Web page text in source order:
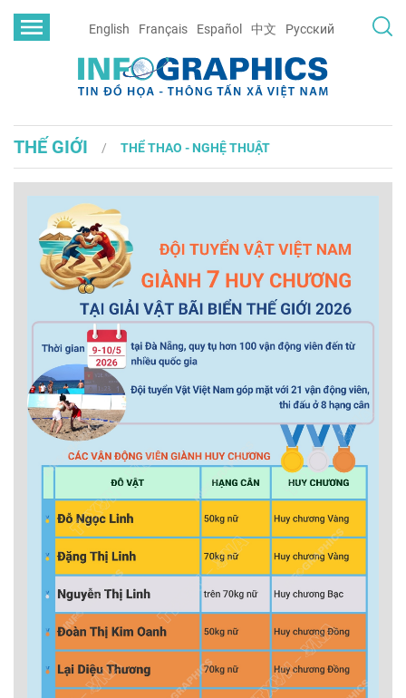
English Français Español 中文 Русский
THẾ GIỚI THỂ THAO - NGHỆ THUẬT